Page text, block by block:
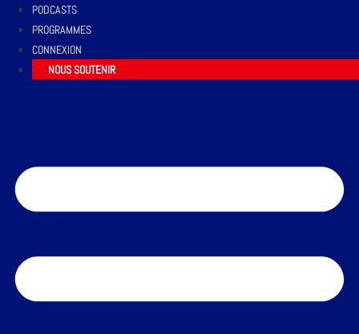
PODCASTS
PROGRAMMES
CONNEXION
NOUS SOUTENIR